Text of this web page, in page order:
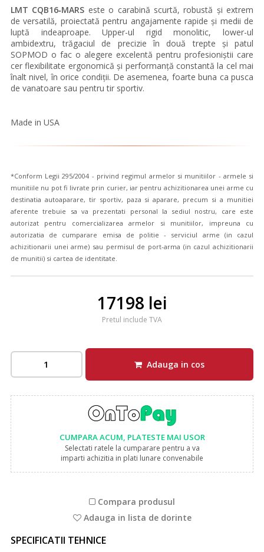
LMT CQB16‑MARS este o carabină scurtă, robustă și extrem
de versatilă, proiectată pentru angajamente rapide și medii de
luptă indeaproape. Upper-ul rigid monolitic, lower-ul
ambidextru, trăgaciul de precizie în două trepte și patul
SOPMOD o fac o alegere excelentă pentru profesioniștii care
cer flexibilitate ergonomică și performanță constantă la cel mai
înalt nivel, în orice condiții. De asemenea, foarte buna ca pusca
de vanatoare sau pentru tir sportiv.
Made in USA
*Conform Legii 295/2004 - privind regimul armelor si munitiilor - armele si
munitiile nu pot fi livrate prin curier, iar pentru achizitionarea unei arme cu
destinatia autoaparare, tir sportiv, paza si aparare, precum si a munitiei
aferente trebuie sa va prezentati personal la sediul nostru, care este
autorizat pentru comercializarea armelor si munitiilor, impreuna cu
autorizatia de cumparare emisa de politie - serviciul arme (in cazul
achizitionarii unei arme) sau permisul de port-arma (in cazul achizitionarii
de munitii) si cartea de identitate.
17198 lei
Pretul include TVA
Adauga in cos
CUMPARA ACUM, PLATESTE MAI USOR
Selectati ratele la cumparare pentru a va
imparti achizitia in plati lunare convenabile
Compara produsul
Adauga in lista de dorinte
SPECIFICATII TEHNICE